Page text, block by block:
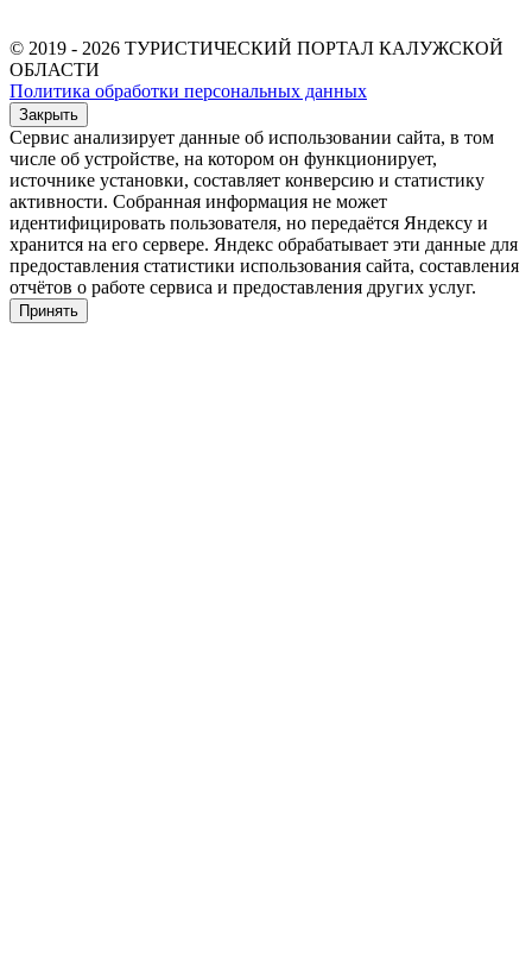
© 2019 - 2026 ТУРИСТИЧЕСКИЙ ПОРТАЛ КАЛУЖСКОЙ
ОБЛАСТИ
Политика обработки персональных данных
Закрыть
Сервис анализирует данные об использовании сайта, в том
числе об устройстве, на котором он функционирует,
источнике установки, составляет конверсию и статистику
активности. Собранная информация не может
идентифицировать пользователя, но передаётся Яндексу и
хранится на его сервере. Яндекс обрабатывает эти данные для
предоставления статистики использования сайта, составления
отчётов о работе сервиса и предоставления других услуг.
Принять